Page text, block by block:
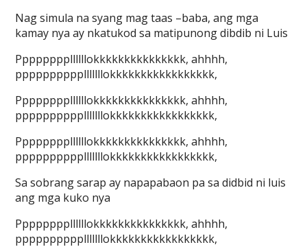
Nag simula na syang mag taas –baba, ang mga
kamay nya ay nkatukod sa matipunong dibdib ni Luis
Ppppppppllllllokkkkkkkkkkkkkkk, ahhhh,
pppppppppplllllllokkkkkkkkkkkkkkkkk,
Ppppppppllllllokkkkkkkkkkkkkkk, ahhhh,
pppppppppplllllllokkkkkkkkkkkkkkkkk,
Ppppppppllllllokkkkkkkkkkkkkkk, ahhhh,
pppppppppplllllllokkkkkkkkkkkkkkkkk,
Sa sobrang sarap ay napapabaon pa sa didbid ni luis
ang mga kuko nya
Ppppppppllllllokkkkkkkkkkkkkkk, ahhhh,
pppppppppplllllllokkkkkkkkkkkkkkkkk,